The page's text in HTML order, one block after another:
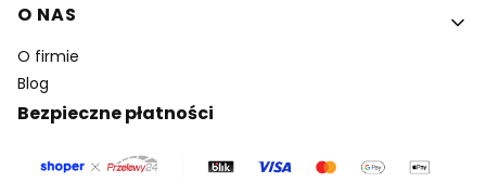
O NAS
O firmie
Blog
Bezpieczne płatności